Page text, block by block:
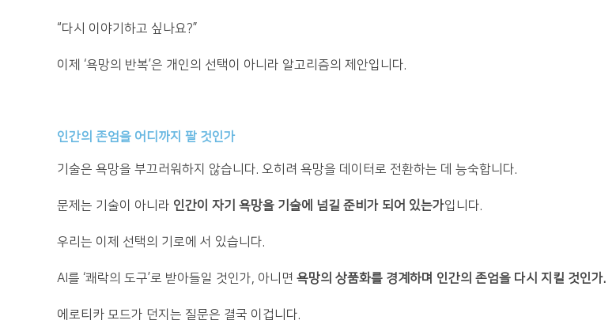
“다시 이야기하고 싶나요?”
이제 ‘욕망의 반복’은 개인의 선택이 아니라 알고리즘의 제안입니다.
인간의 존엄을 어디까지 팔 것인가
기술은 욕망을 부끄러워하지 않습니다. 오히려 욕망을 데이터로 전환하는 데 능숙합니다.
문제는 기술이 아니라 인간이 자기 욕망을 기술에 넘길 준비가 되어 있는가입니다.
우리는 이제 선택의 기로에 서 있습니다.
AI를 ‘쾌락의 도구’로 받아들일 것인가, 아니면 욕망의 상품화를 경계하며 인간의 존엄을 다시 지킬 것인가.
에로티카 모드가 던지는 질문은 결국 이겁니다.